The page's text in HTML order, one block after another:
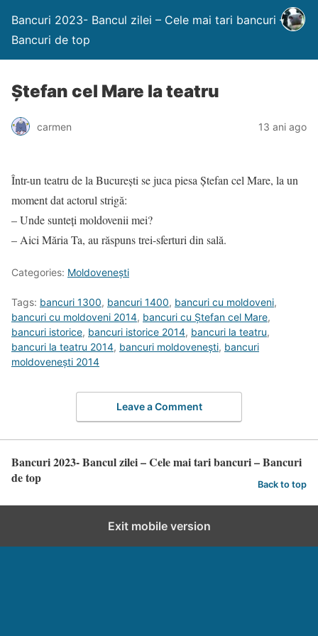
Bancuri 2023- Bancul zilei – Cele mai tari bancuri –
Bancuri de top
Ştefan cel Mare la teatru
carmen 13 ani ago
Într-un teatru de la Bucureşti se juca piesa Ştefan cel Mare, la un
moment dat actorul strigă:
– Unde sunteţi moldovenii mei?
– Aici Măria Ta, au răspuns trei-sferturi din sală.
Categories: Moldoveneşti
Tags: bancuri 1300, bancuri 1400, bancuri cu moldoveni,
bancuri cu moldoveni 2014, bancuri cu Ştefan cel Mare,
bancuri istorice, bancuri istorice 2014, bancuri la teatru,
bancuri la teatru 2014, bancuri moldoveneşti, bancuri
moldoveneşti 2014
Leave a Comment
Bancuri 2023- Bancul zilei – Cele mai tari bancuri – Bancuri
de top
Back to top
Exit mobile version